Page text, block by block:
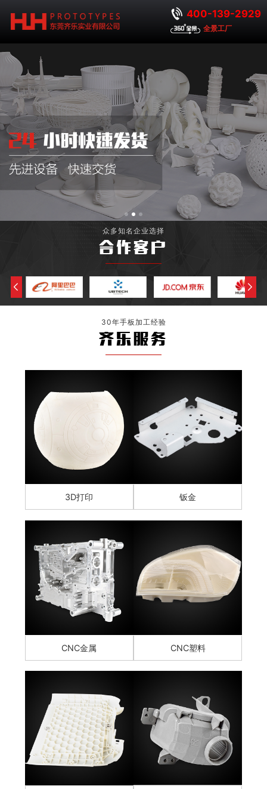
400-139-2929
全景工厂
众多知名企业选择
合作客户
30年手板加工经验
齐乐服务
3D打印 钣金
CNC金属 CNC塑料